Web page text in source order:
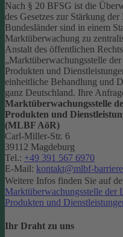
Nach § 20 BFSG ist die
des Gesetzes zur Stärkung
Bundesländer sind in einem
Marktüberwachung zu
Anstalt des öffentlichen
„Marktüberwachungsstelle
Produkten und
einheitliche Behandlung und
ganz Deutschland. Ihre
Marktüberwachungsstelle
Produkten und
(MLBF AöR)
Carl-Miller-Str. 6
39112 Magdeburg
Tel.: +49 391 567 6970
E-Mail: kontakt@mlbf-
Weitere Infos finden Sie auf
Marktüberwachungsstelle der
Produkten und
Ihr Draht zu uns